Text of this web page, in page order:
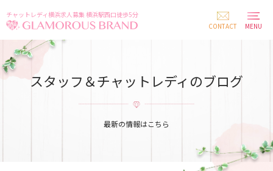
チャットレディ横浜求人募集 横浜駅西口徒歩5分
CONTACT
MENU
スタッフ＆チャットレディのブログ
最新の情報はこちら